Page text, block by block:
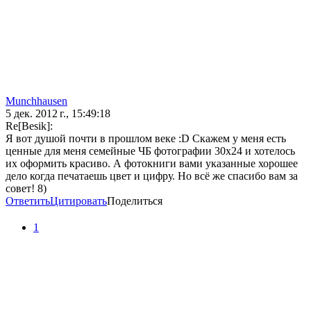
Munchhausen
5 дек. 2012 г., 15:49:18
Re[Besik]:
Я вот душой почти в прошлом веке :D Скажем у меня есть
ценные для меня семейные ЧБ фотографии 30х24 и хотелось
их оформить красиво. А фотокниги вами указанные хорошее
дело когда печатаешь цвет и цифру. Но всё же спасибо вам за
совет! 8)
ОтветитьЦитироватьПоделиться
1